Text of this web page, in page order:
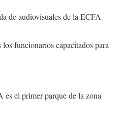
de audiovisuales de la ECFA
funcionarios capacitados para
es el primer parque de la zona